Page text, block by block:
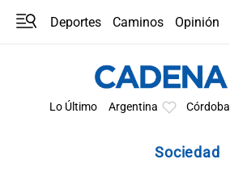
Deportes Caminos
Opinión
Lo Último Argentina Córdoba
Sociedad